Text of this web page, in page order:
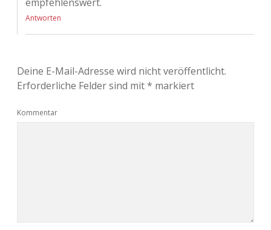
Antworten
Deine E-Mail-Adresse wird nicht veröffentlicht.
Erforderliche Felder sind mit* markiert
Kommentar